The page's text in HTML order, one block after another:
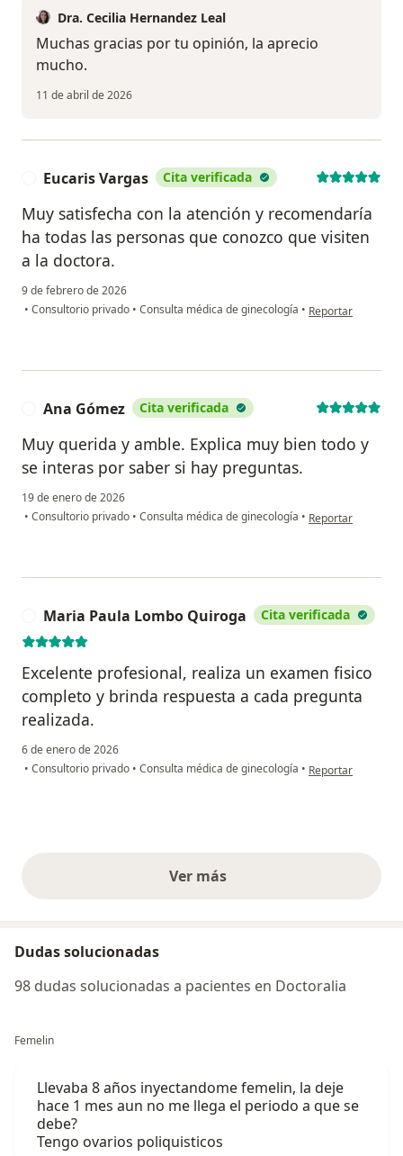
Dra. Cecilia Hernandez Leal
Muchas gracias por tu opinión, la aprecio
mucho.
11 de abril de 2026
Eucaris Vargas Cita verificada
Muy satisfecha con la atención y recomendaría
ha todas las personas que conozco que visiten
a la doctora.
9 de febrero de 2026
• Consultorio privado • Consulta médica de ginecología • en opinión del
Reportar
Ana Gómez Cita verificada
Muy querida y amble. Explica muy bien todo y
se interas por saber si hay preguntas.
19 de enero de 2026
• Consultorio privado • Consulta médica de ginecología • en opinión del
Reportar
Maria Paula Lombo Quiroga Cita verificada
Excelente profesional, realiza un examen fisico
completo y brinda respuesta a cada pregunta
realizada.
6 de enero de 2026
• Consultorio privado • Consulta médica de ginecología • en opinión del
Reportar
Ver másopiniones anteriores
Dudas solucionadas
98 dudas solucionadas a pacientes en Doctoralia
Femelin
Llevaba 8 años inyectandome femelin, la deje
hace 1 mes aun no me llega el periodo a que se
debe?
Tengo ovarios poliquisticos